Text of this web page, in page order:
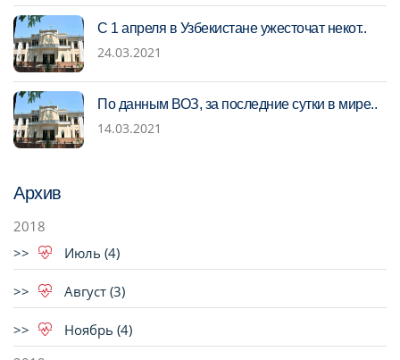
С 1 апреля в Узбекистане ужесточат некот..
24.03.2021
По данным ВОЗ, за последние сутки в мире..
14.03.2021
Архив
2018
Июль (4)
Август (3)
Ноябрь (4)